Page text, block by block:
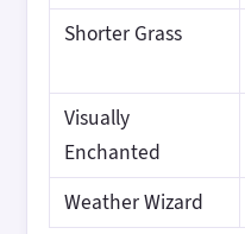
Shorter Grass
Visually
Enchanted
Weather Wizard